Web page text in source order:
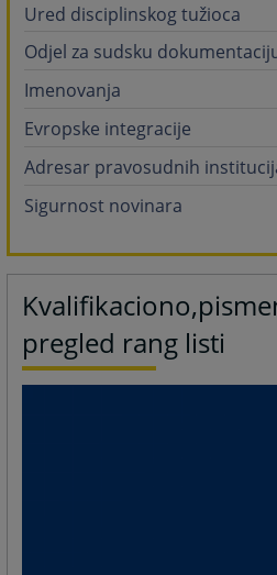
Ured disciplinskog tužioca
Odjel za sudsku
Imenovanja
Evropske integracije
Adresar pravosudnih
Sigurnost novinara
pregled rang listi